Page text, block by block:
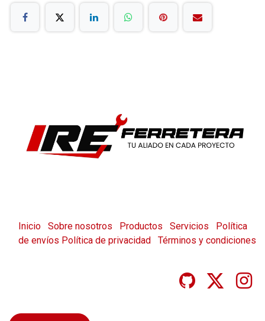
Inicio Sobre nosotros Productos Servicios
Política
de envíos Política de privacidad Términos y condiciones